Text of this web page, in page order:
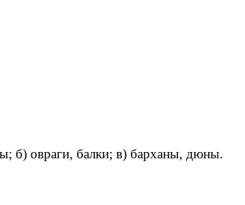
б) овраги, балки; в) барханы, дюны.